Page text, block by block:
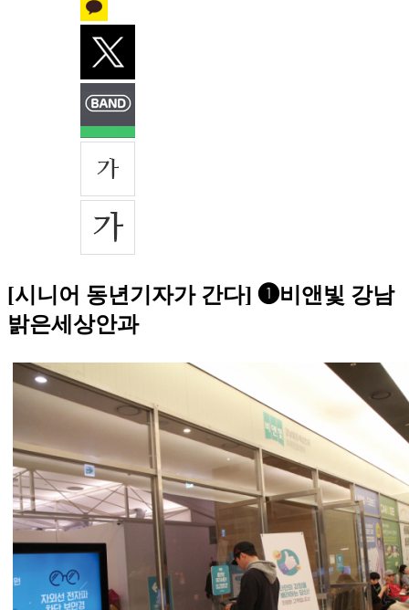
[시니어 동년기자가 간다] ❶비앤빛 강남
밝은세상안과